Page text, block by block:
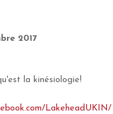
2017
la kinésiologie!
LakeheadUKIN/